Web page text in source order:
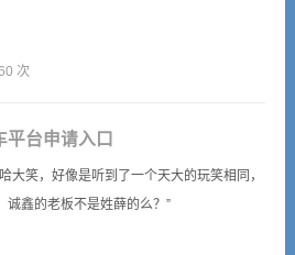
次
平台申请入口
大笑，好像是听到了一个天大的玩笑相同，
诚鑫的老板不是姓薛的么？”